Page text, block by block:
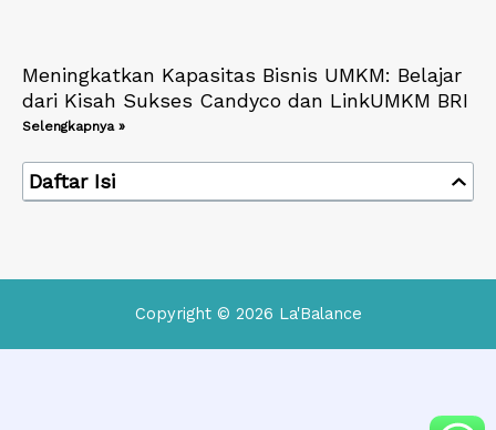
Meningkatkan Kapasitas Bisnis UMKM: Belajar
dari Kisah Sukses Candyco dan LinkUMKM BRI
Selengkapnya »
Daftar Isi
Copyright © 2026 La'Balance